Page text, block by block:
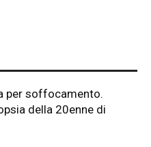
per soffocamento.
della 20enne di